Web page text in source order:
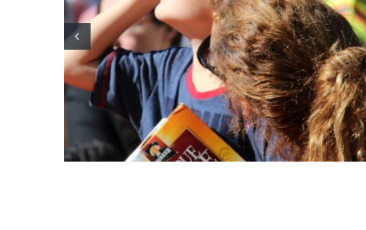
del Hospital Joan XXIII
refuerza la labor divulgativa
para una observación segura
del eclipse